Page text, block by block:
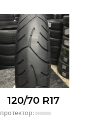
120/70 R17
протектор: